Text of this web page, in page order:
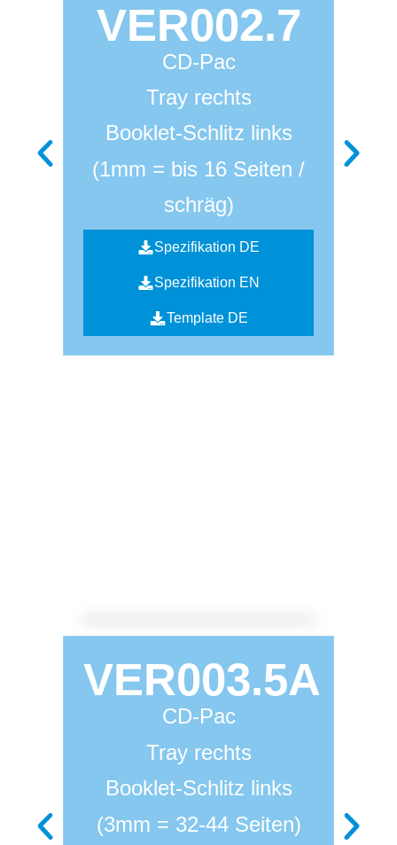
VER002.7
CD-Pac
Tray rechts
Booklet-Schlitz links
(1mm = bis 16 Seiten /
schräg)
Spezifikation DE
Spezifikation EN
Template DE
VER003.5A
CD-Pac
Tray rechts
Booklet-Schlitz links
(3mm = 32-44 Seiten)